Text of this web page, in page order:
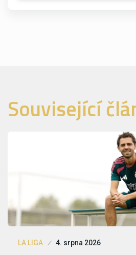
Související
LA LIGA 4. srpna 2026